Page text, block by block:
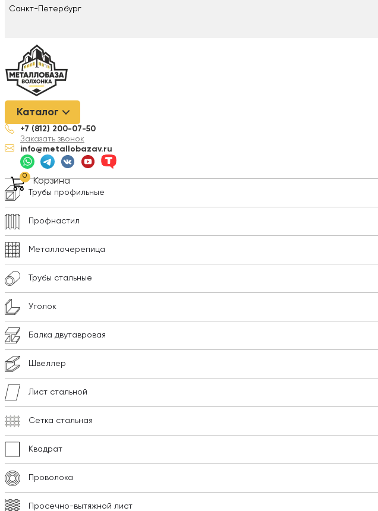
Санкт-Петербург
Каталог
+7 (812) 200-07-50
Заказать звонок
info@metallobazav.ru
Корзина
0
Металлобаза Волхонка
Арматура
Композитная арматура
Трубы профильные
Профнастил
Металлочерепица
Трубы стальные
Уголок
Балка двутавровая
Швеллер
Лист стальной
Сетка стальная
Квадрат
Проволока
Просечно-вытяжной лист